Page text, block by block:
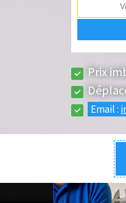
Prix
Email :